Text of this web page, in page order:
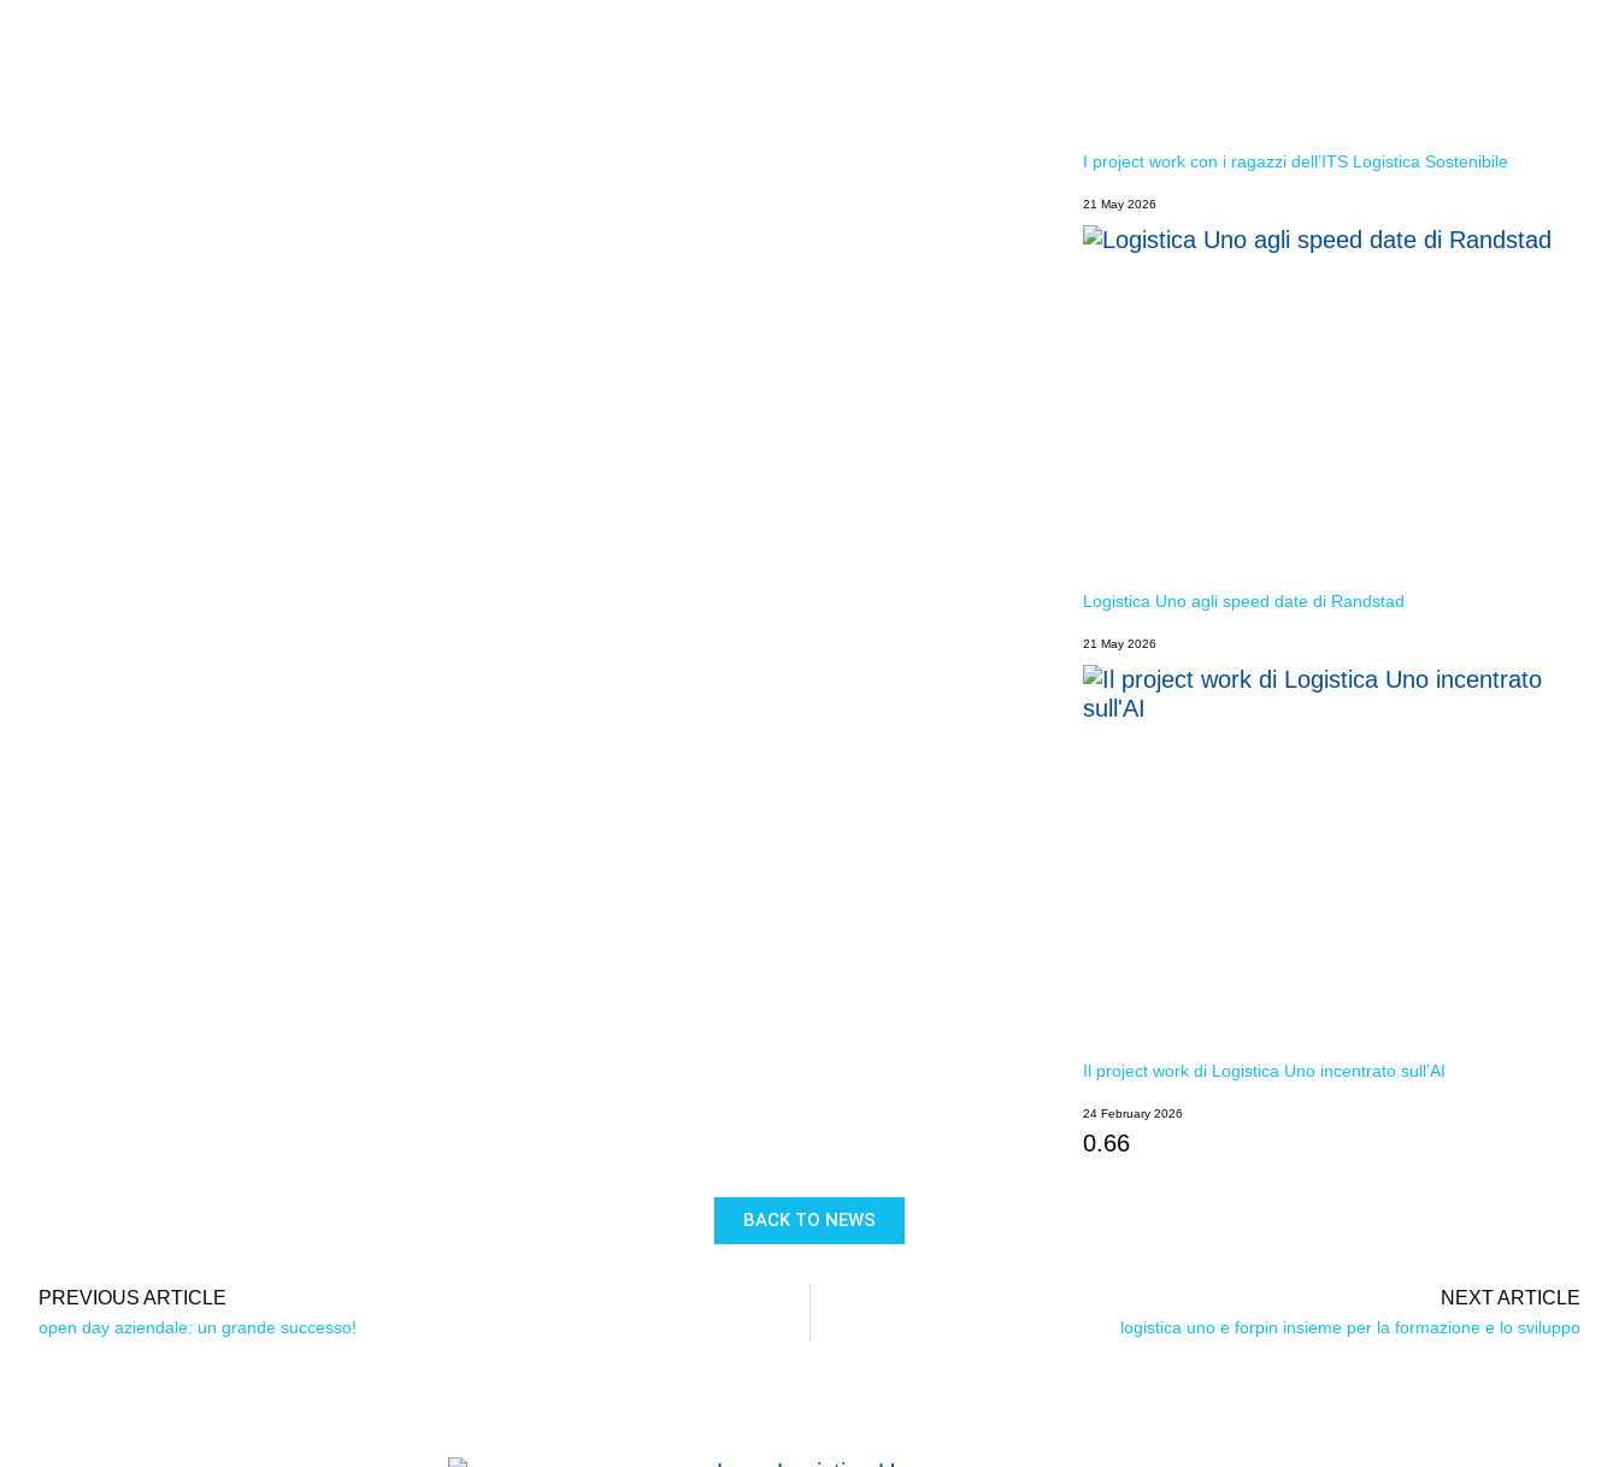
I project work con i ragazzi dell’ITS Logistica Sostenibile
21 May 2026
Logistica Uno agli speed date di Randstad
21 May 2026
Il project work di Logistica Uno incentrato sull’AI
24 February 2026
BACK TO NEWS
PREVIOUS ARTICLE
open day aziendale: un grande successo!
NEXT ARTICLE
logistica uno e forpin insieme per la formazione e lo sviluppo